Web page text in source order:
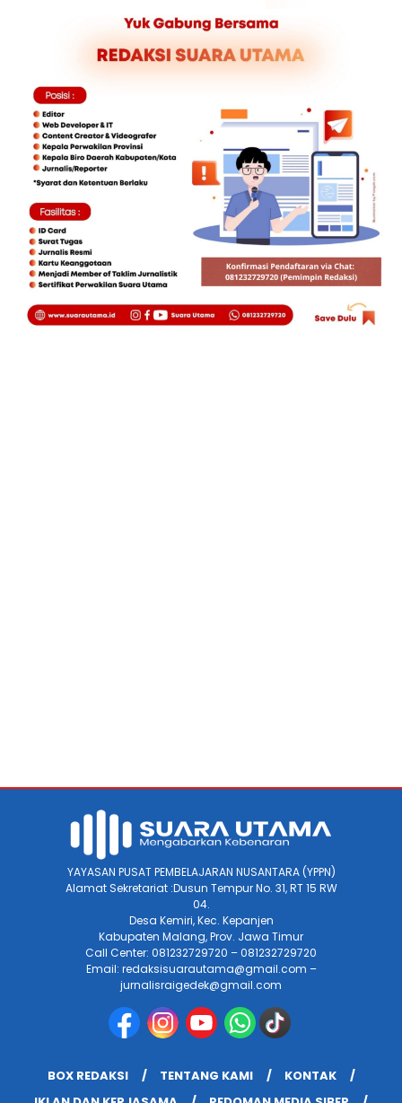
YAYASAN PUSAT PEMBELAJARAN NUSANTARA (YPPN)
Alamat Sekretariat :Dusun Tempur No. 31, RT 15 RW
04.
Desa Kemiri, Kec. Kepanjen
Kabupaten Malang, Prov. Jawa Timur
Call Center: 081232729720 – 081232729720
Email: redaksisuarautama@gmail.com –
jurnalisraigedek@gmail.com
BOX REDAKSI TENTANG KAMI
KONTAK